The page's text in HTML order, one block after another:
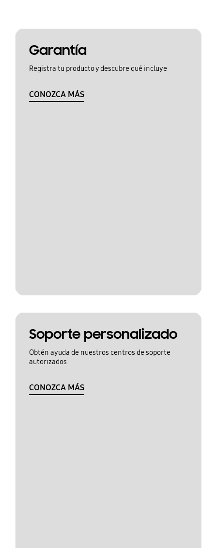
Garantía
Registra tu producto y descubre qué incluye
CONOZCA MÁS
Soporte personalizado
Obtén ayuda de nuestros centros de soporte
autorizados
CONOZCA MÁS